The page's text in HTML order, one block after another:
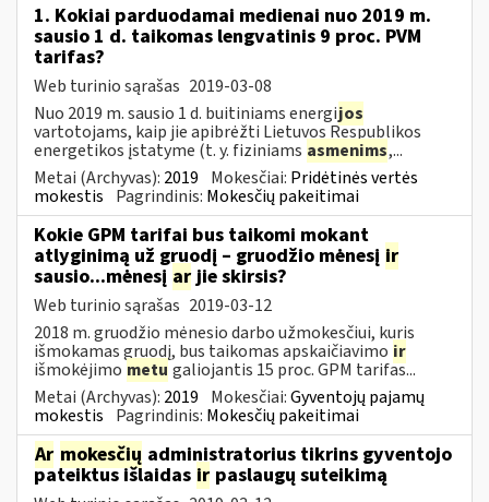
1. Kokiai parduodamai medienai nuo 2019 m.
sausio 1 d. taikomas lengvatinis 9 proc. PVM
tarifas?
Web turinio sąrašas 2019-03-08
Nuo 2019 m. sausio 1 d. buitiniams energijos
vartotojams, kaip jie apibrėžti Lietuvos Respublikos
energetikos įstatyme (t. y. fiziniams asmenims,...
Metai (Archyvas): 2019 Mokesčiai: Pridėtinės vertės
mokestis Pagrindinis: Mokesčių pakeitimai
Kokie GPM tarifai bus taikomi mokant
atlyginimą už gruodį – gruodžio mėnesį ir
sausio...mėnesį arjie skirsis?
Web turinio sąrašas 2019-03-12
2018 m. gruodžio mėnesio darbo užmokesčiui, kuris
išmokamas gruodį, bus taikomas apskaičiavimo ir
išmokėjimo metu galiojantis 15 proc. GPM tarifas...
Metai (Archyvas): 2019 Mokesčiai:Gyventojų pajamų
mokestis Pagrindinis: Mokesčių pakeitimai
Ar mokesčių administratorius tikrins gyventojo
pateiktus išlaidas ir paslaugų suteikimą